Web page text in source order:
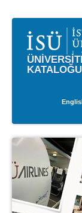
KATALOĞU